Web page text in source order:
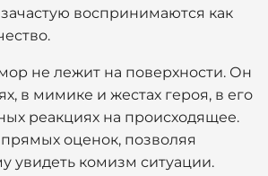
воспринимаются как
не лежит на поверхности. Он
в мимике и жестах героя, в его
реакциях на происходящее.
оценок, позволяя
увидеть комизм ситуации.